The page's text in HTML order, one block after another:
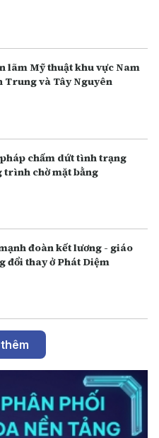
lãm Mỹ thuật khu vực Nam
Trung và Tây Nguyên
chấm dứt tình trạng
trình chờ mặt bằng
đoàn kết lương - giáo
đổi thay ở Phát Diệm